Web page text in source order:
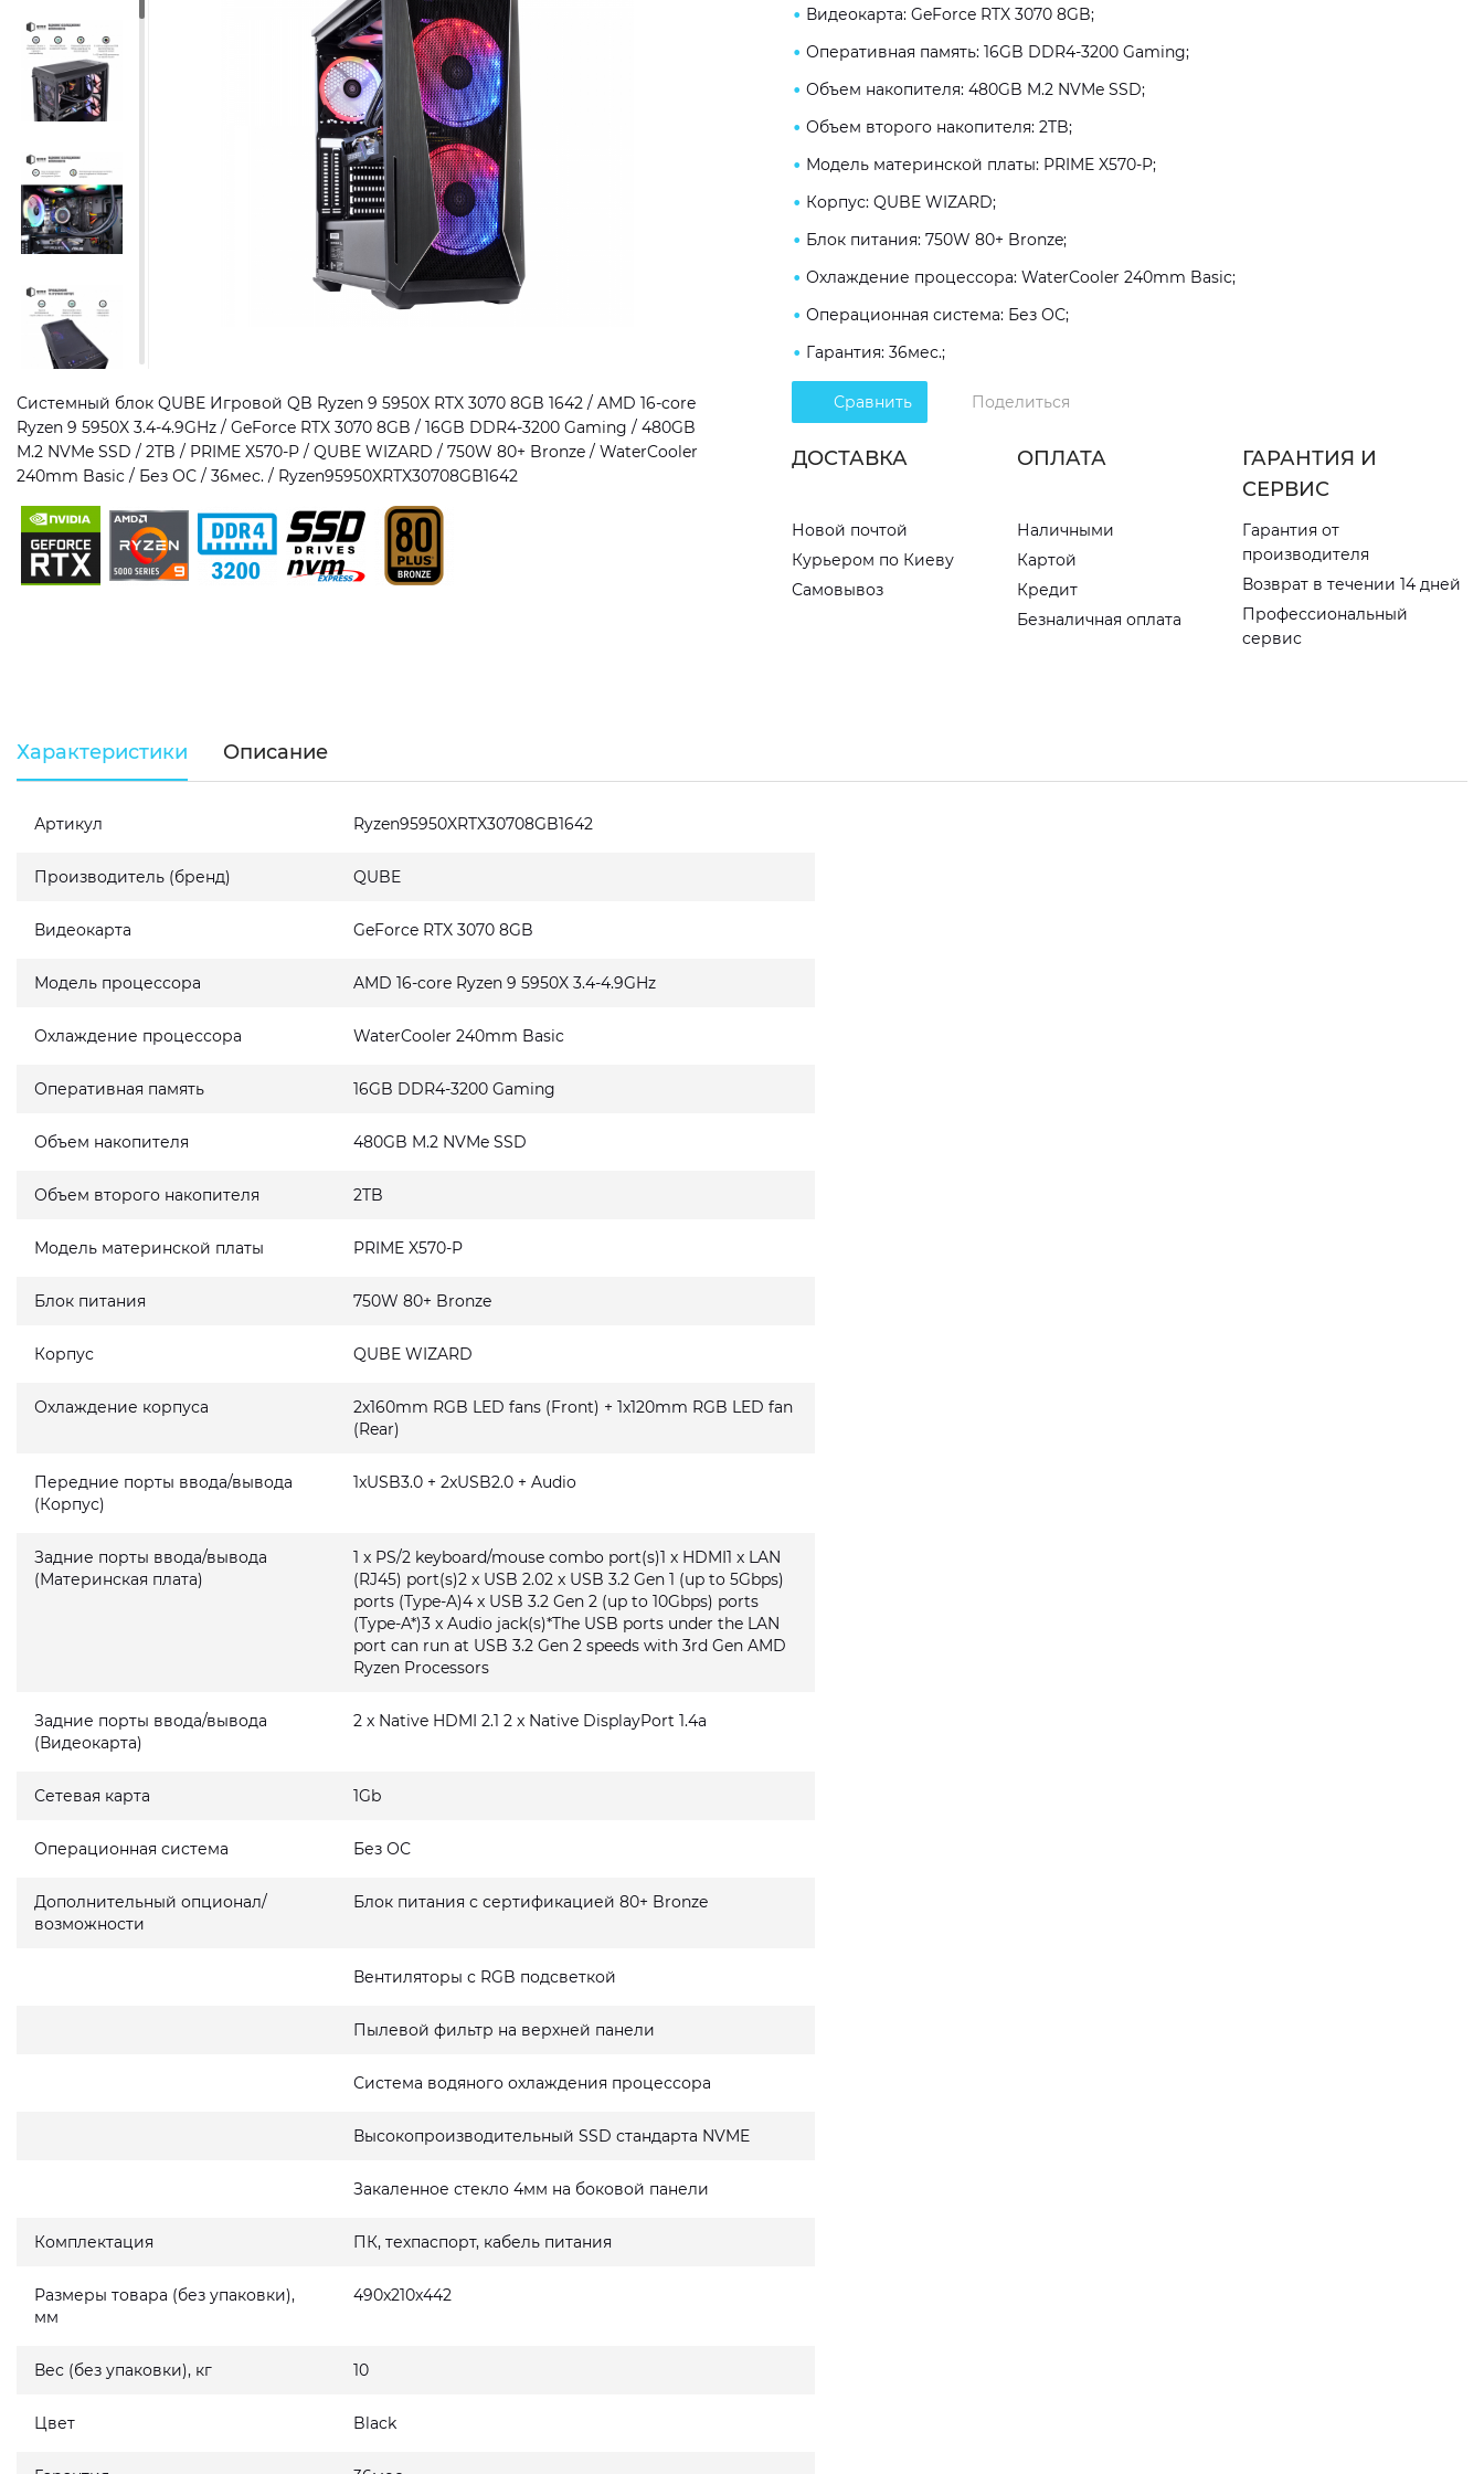
Системный блок QUBE Игровой QB Ryzen 9 5950X RTX 3070 8GB 1642 / AMD 16-core
Ryzen 9 5950X 3.4-4.9GHz / GeForce RTX 3070 8GB / 16GB DDR4-3200 Gaming / 480GB
M.2 NVMe SSD / 2TB / PRIME X570-P / QUBE WIZARD / 750W 80+ Bronze / WaterCooler
240mm Basic / Без ОС / 36мес. / Ryzen95950XRTX30708GB1642
Видеокарта: GeForce RTX 3070 8GB;
Оперативная память: 16GB DDR4-3200 Gaming;
Объем накопителя: 480GB M.2 NVMe SSD;
Объем второго накопителя: 2TB;
Модель материнской платы: PRIME X570-P;
Корпус: QUBE WIZARD;
Блок питания: 750W 80+ Bronze;
Охлаждение процессора: WaterCooler 240mm Basic;
Операционная система: Без ОС;
Гарантия: 36мес.;
Сравнить Поделиться
ДОСТАВКА
Новой почтой
Курьером по Киеву
Самовывоз
ОПЛАТА
Наличными
Картой
Кредит
Безналичная оплата
ГАРАНТИЯ И
СЕРВИС
Гарантия от
производителя
Возврат в течении 14 дней
Профессиональный
сервис
Характеристики Описание
Артикул Ryzen95950XRTX30708GB1642
Производитель (бренд) QUBE
Видеокарта GeForce RTX 3070 8GB
Модель процессора AMD 16-core Ryzen 9 5950X 3.4-4.9GHz
Охлаждение процессора WaterCooler 240mm Basic
Оперативная память 16GB DDR4-3200 Gaming
Объем накопителя 480GB M.2 NVMe SSD
Объем второго накопителя 2TB
Модель материнской платы PRIME X570-P
Блок питания 750W 80+ Bronze
Корпус QUBE WIZARD
Охлаждение корпуса
2x160mm RGB LED fans (Front) + 1x120mm RGB LED fan
(Rear)
Передние порты ввода/вывода
(Корпус)
1xUSB3.0 + 2xUSB2.0 + Audio
Задние порты ввода/вывода
(Материнская плата)
1 x PS/2 keyboard/mouse combo port(s)1 x HDMI1 x LAN
(RJ45) port(s)2 x USB 2.02 x USB 3.2 Gen 1 (up to 5Gbps)
ports (Type-A)4 x USB 3.2 Gen 2 (up to 10Gbps) ports
(Type-A*)3 x Audio jack(s)*The USB ports under the LAN
port can run at USB 3.2 Gen 2 speeds with 3rd Gen AMD
Ryzen Processors
Задние порты ввода/вывода
(Видеокарта)
2 x Native HDMI 2.1 2 x Native DisplayPort 1.4a
Сетевая карта 1Gb
Операционная система Без ОС
Дополнительный опционал/
возможности
Блок питания с сертификацией 80+ Bronze
Вентиляторы с RGB подсветкой
Пылевой фильтр на верхней панели
Система водяного охлаждения процессора
Высокопроизводительный SSD стандарта NVME
Закаленное стекло 4мм на боковой панели
Комплектация ПК, техпаспорт, кабель питания
Размеры товара (без упаковки),
мм
490x210x442
Вес (без упаковки), кг 10
Цвет Black